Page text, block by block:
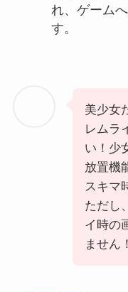
れ、ゲーム
す。
美少女
レムラ
い！少
放置機
スキマ
ただし
イ時の
ません！